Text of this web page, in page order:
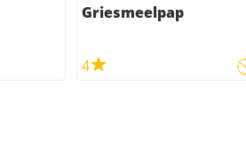
Griesmeelpap
4